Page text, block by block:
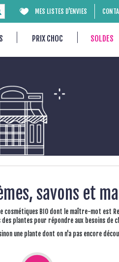
MES LISTES D'ENVIES
PRIX CHOC SOLDES
savons et
cosmétiques BIO dont le maître-mot est
plantes pour répondre aux besoins de
une plante dont on n'a pas encore